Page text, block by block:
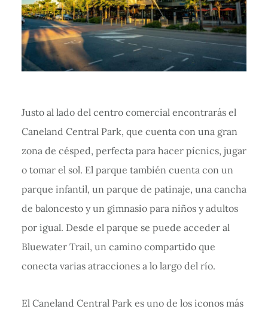
Justo al lado del centro comercial encontrarás el
Caneland Central Park, que cuenta con una gran
zona de césped, perfecta para hacer pícnics, jugar
o tomar el sol. El parque también cuenta con un
parque infantil, un parque de patinaje, una cancha
de baloncesto y un gimnasio para niños y adultos
por igual. Desde el parque se puede acceder al
Bluewater Trail, un camino compartido que
conecta varias atracciones a lo largo del río.
El Caneland Central Park es uno de los iconos más